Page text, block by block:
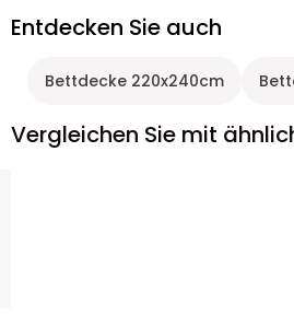
Entdecken Sie auch
Bettdecke 220x240cm
Vergleichen Sie mit